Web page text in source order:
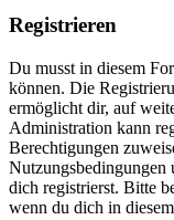
Registrieren
Du musst in diesem
können. Die
ermöglicht dir, auf
Administration kann
Berechtigungen
Nutzungsbedingungen
dich registrierst. Bitte
wenn du dich in